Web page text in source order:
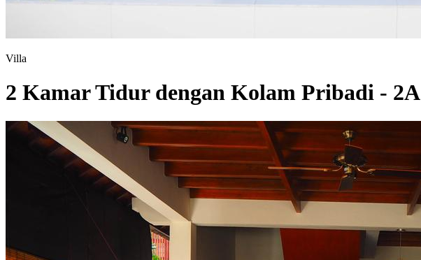
Villa
2 Kamar Tidur dengan Kolam Pribadi - 2A